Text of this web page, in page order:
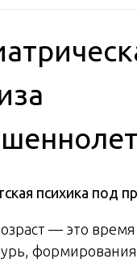
психика под
— это время